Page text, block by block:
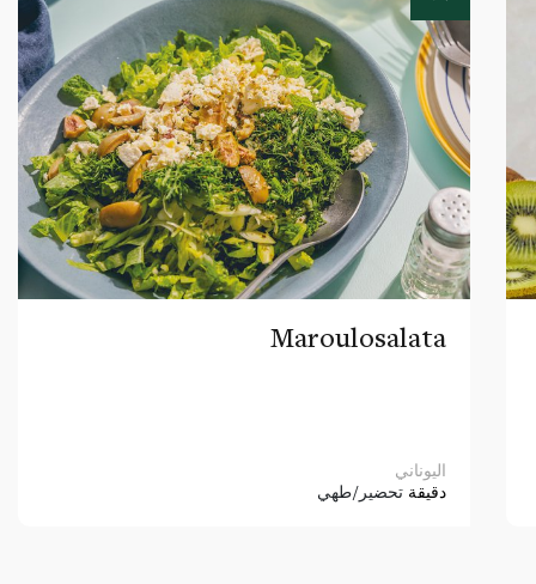
Maroulosalata
اليوناني
دقيقة تحضير/طهي